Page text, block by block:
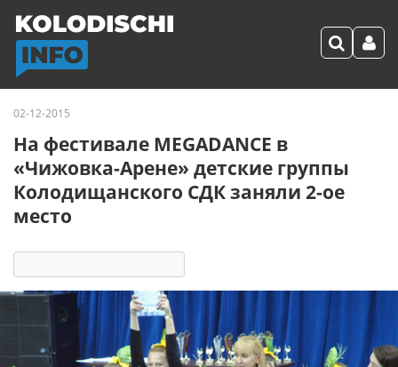
02-12-2015
На фестивале MEGADANCE в
«Чижовка-Арене» детские группы
Колодищанского СДК заняли 2-ое
место